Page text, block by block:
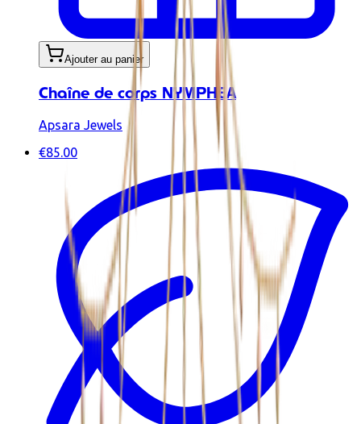
Ajouter au panier
Chaîne de corps NYMPHEA
Apsara Jewels
€85.00